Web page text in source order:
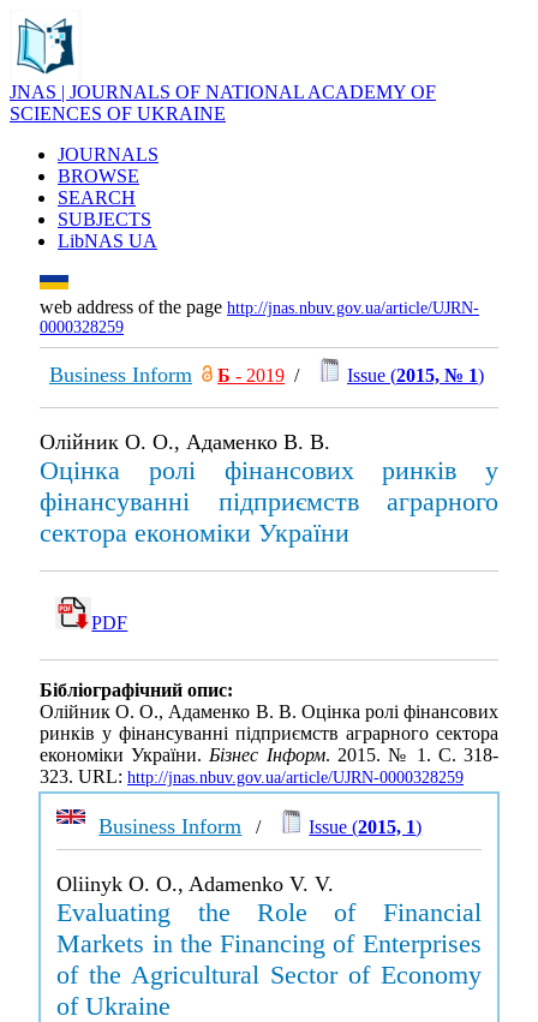
JNAS | JOURNALS OF NATIONAL ACADEMY OF
SCIENCES OF UKRAINE
JOURNALS
BROWSE
SEARCH
SUBJECTS
LibNAS UA
web address of the page http://jnas.nbuv.gov.ua/article/UJRN-
0000328259
Business Inform Б - 2019 / Issue (2015, № 1)
Олійник О. О., Адаменко В. В.
Оцінка ролі фінансових ринків у
фінансуванні підприємств аграрного
сектора економіки України
PDF
Бібліографічний опис:
Олійник О. О., Адаменко В. В. Оцінка ролі фінансових
ринків у фінансуванні підприємств аграрного сектора
економіки України.Бізнес Інформ. 2015. № 1. С. 318-
323. URL: http://jnas.nbuv.gov.ua/article/UJRN-0000328259
Business Inform / Issue (2015, 1)
Oliinyk O. O., Adamenko V. V.
Evaluating the Role of Financial
Markets in the Financing of Enterprises
of the Agricultural Sector of Economy
of Ukraine